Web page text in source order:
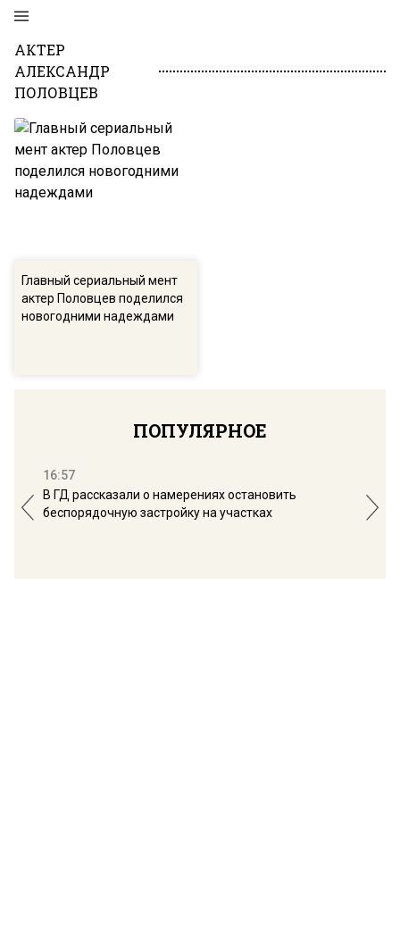
АКТЕР
АЛЕКСАНДР
ПОЛОВЦЕВ
Главный сериальный мент
актер Половцев поделился
новогодними надеждами
ПОПУЛЯРНОЕ
16:57
В ГД рассказали о намерениях остановить
беспорядочную застройку на участках